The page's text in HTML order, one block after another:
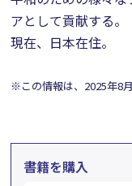
アとして貢献する。
現在、日本在住。
※この情報は、2025年8
書籍を購入